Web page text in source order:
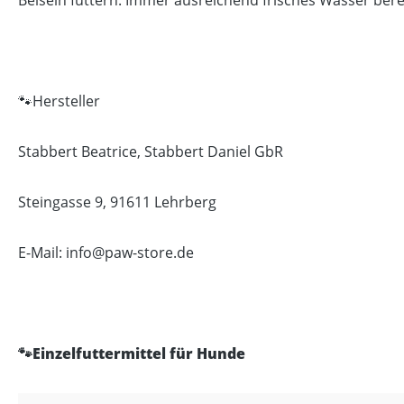
🐾Hersteller
Stabbert Beatrice, Stabbert Daniel GbR
Steingasse 9, 91611 Lehrberg
E-Mail: info@paw-store.de
🐾Einzelfuttermittel für Hunde